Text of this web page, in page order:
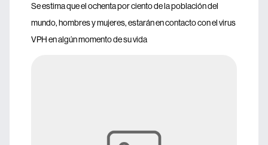
Se estima que el ochenta por ciento de la población del
mundo, hombres y mujeres, estarán en contacto con el virus
VPH en algún momento de su vida